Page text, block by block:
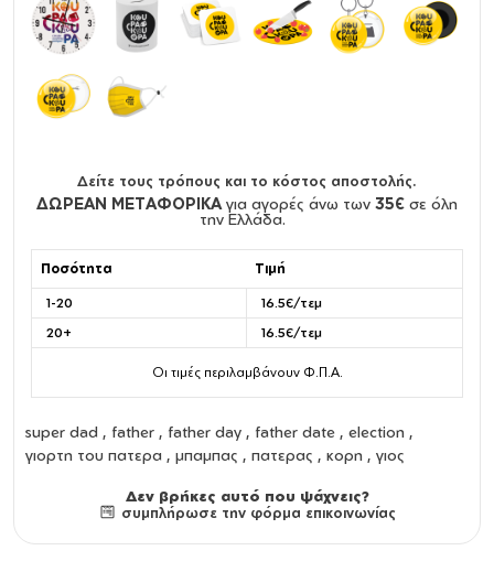
Δείτε τους τρόπους και το κόστος αποστολής.
ΔΩΡΕΑΝ ΜΕΤΑΦΟΡΙΚΑ για αγορές άνω των 35€ σε όλη
την Ελλάδα.
Ποσότητα Τιμή
1-20
16.5€/τεμ
20+
16.5€/τεμ
Οι τιμές περιλαμβάνουν Φ.Π.Α.
super dad , father , father day , father date , election ,
γιορτη του πατερα , μπαμπας , πατερας , κορη , γιος
Δεν βρήκες αυτό που ψάχνεις?
συμπλήρωσε την φόρμα επικοινωνίας